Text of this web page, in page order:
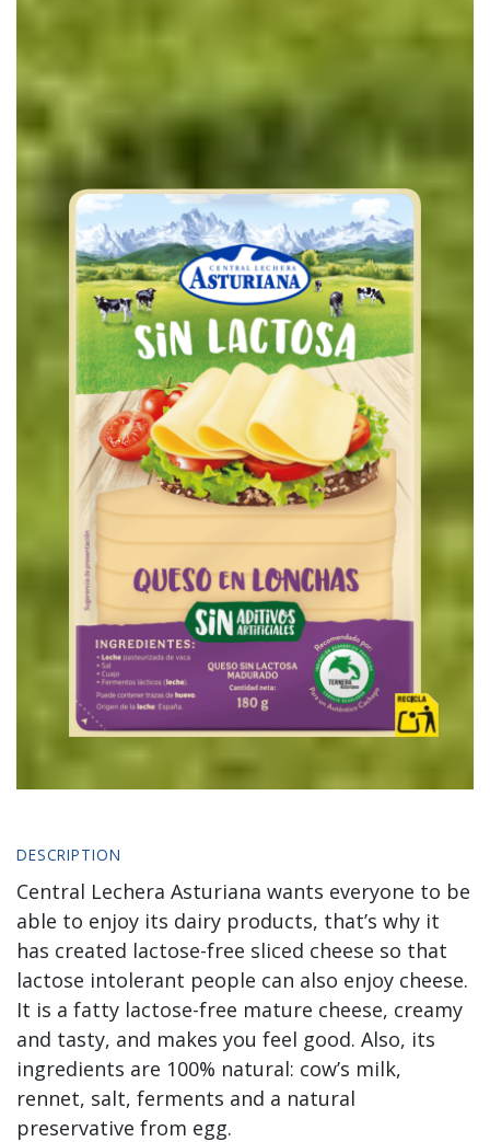
DESCRIPTION
Central Lechera Asturiana wants everyone to be
able to enjoy its dairy products, that’s why it
has created lactose-free sliced cheese so that
lactose intolerant people can also enjoy cheese.
It is a fatty lactose-free mature cheese, creamy
and tasty, and makes you feel good. Also, its
ingredients are 100% natural: cow’s milk,
rennet, salt, ferments and a natural
preservative from egg.